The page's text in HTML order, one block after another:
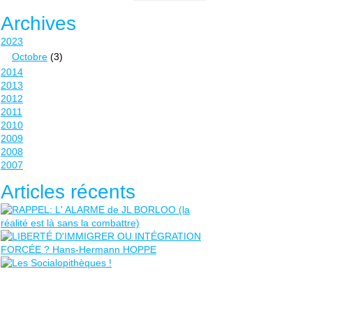
Archives
2023
Octobre (3)
2014
2013
2012
2011
2010
2009
2008
2007
Articles récents